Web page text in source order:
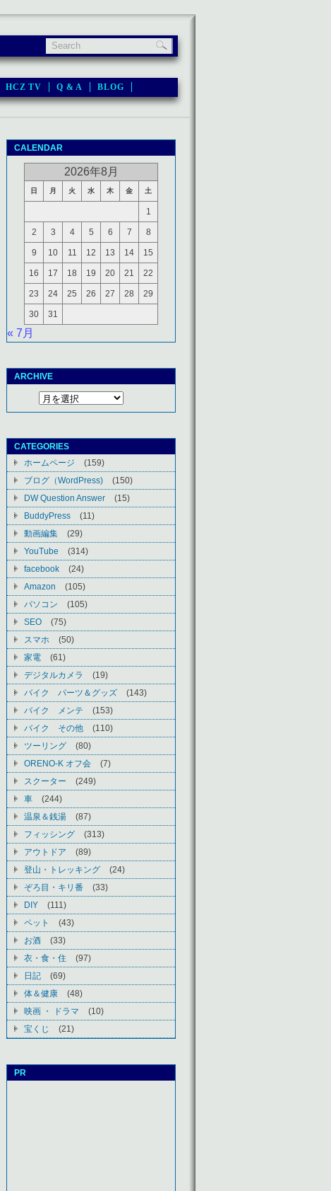
HCZ TV Q & A BLOG
CALENDAR
2026年8月
日 月 火 水 木 金 土
1
2 3 4 5 6 7 8
9 10 11 12 13 14 15
16 17 18 19 20 21 22
23 24 25 26 27 28 29
30 31
« 7月
ARCHIVE
CATEGORIES
ホームページ
(159)
ブログ（WordPress)
(150)
DW Question Answer
(15)
BuddyPress
(11)
動画編集
(29)
YouTube
(314)
facebook
(24)
Amazon
(105)
パソコン
(105)
SEO
(75)
スマホ
(50)
家電
(61)
デジタルカメラ
(19)
バイク パーツ＆グッズ
(143)
バイク メンテ
(153)
バイク その他
(110)
ツーリング
(80)
ORENO-K オフ会
(7)
スクーター
(249)
車
(244)
温泉＆銭湯
(87)
フィッシング
(313)
アウトドア
(89)
登山・トレッキング
(24)
ぞろ目・キリ番
(33)
DIY
(111)
ペット
(43)
お酒
(33)
衣・食・住
(97)
日記
(69)
体＆健康
(48)
映画 ・ ドラマ
(10)
宝くじ
(21)
PR